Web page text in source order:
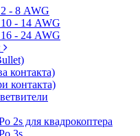
- 8 AWG
- 14 AWG
- 24 AWG
контакта)
контакта)
2s для квадрокоптера
3s